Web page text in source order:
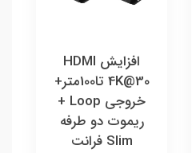
افزايش HDMI
4K@30 تا100متر+
خروجي Loop +
ريموت دو طرفه
Slim فرانت